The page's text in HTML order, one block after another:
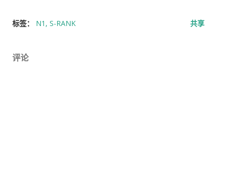
标签： N1 S-RANK 共享
评论